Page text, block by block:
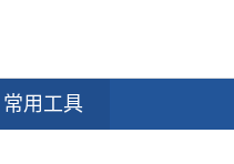
常用工具